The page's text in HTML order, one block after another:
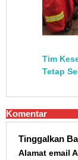
Tim
Tetap
Komentar
Tinggalkan
Alamat email